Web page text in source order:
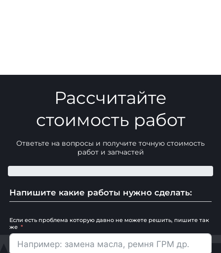
Рассчитайте
стоимость работ
Ответьте на вопросы и получите точную стоимость
работ и запчастей
Напишите какие работы нужно сделать:
Если есть проблема которую давно не можете решить, пишите так
же